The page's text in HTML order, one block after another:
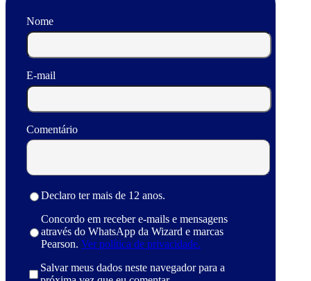
Nome
E-mail
Comentário
Declaro ter mais de 12 anos.
Concordo em receber e-mails e mensagens
através do WhatsApp da Wizard e marcas
Pearson. Ver política de privacidade.
Salvar meus dados neste navegador para a